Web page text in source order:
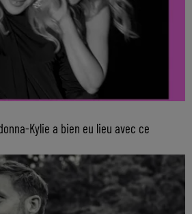
Kylie a bien eu lieu avec ce